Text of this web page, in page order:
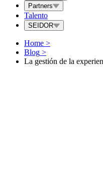
Partners
Talento
SEIDOR
Home >
Blog >
La gestión de la